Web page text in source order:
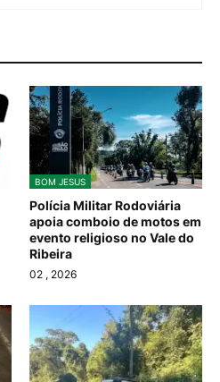
BOM JESUS
Polícia Militar Rodoviária
apoia comboio de motos em
evento religioso no Vale do
Ribeira
02 , 2026